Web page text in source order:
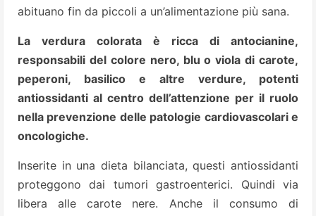
abituano fin da piccoli a un’alimentazione più sana.
La verdura colorata è ricca di antocianine,
responsabili del colore nero, blu o viola di carote,
peperoni, basilico e altre verdure, potenti
antiossidanti al centro dell’attenzione per il ruolo
nella prevenzione delle patologie cardiovascolari e
oncologiche.
Inserite in una dieta bilanciata, questi antiossidanti
proteggono dai tumori gastroenterici. Quindi via
libera alle carote nere. Anche il consumo di